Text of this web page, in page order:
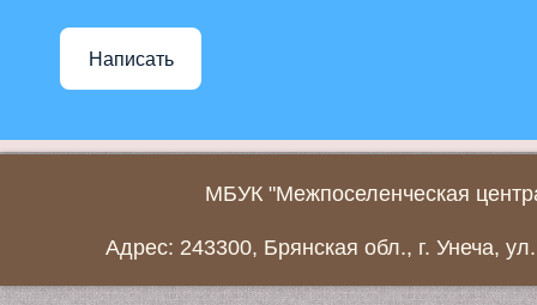
Написать
МБУК "Межпоселенческая
Адрес: 243300, Брянская обл., г. Унеча,